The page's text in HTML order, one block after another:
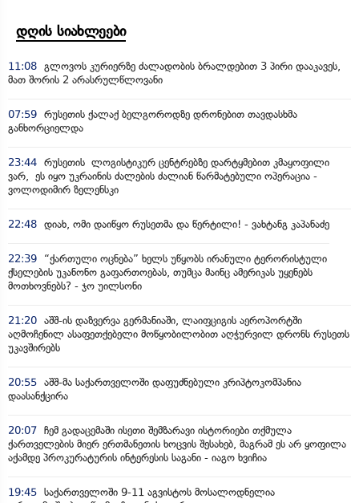
დღის სიახლეები
11:08 გლოვოს კურიერზე ძალადობის ბრალდებით 3 პირი დააკავეს,
მათ შორის 2 არასრულწლოვანი
07:59 რუსეთის ქალაქ ბელგოროდზე დრონებით თავდასხმა
განხორციელდა
23:44 რუსეთის ლოგისტიკურ ცენტრებზე დარტყმებით კმაყოფილი
ვარ, ეს იყო უკრაინის ძალების ძალიან წარმატებული ოპერაცია -
ვოლოდიმირ ზელენსკი
22:48 დიახ, ომი დაიწყო რუსეთმა და წერტილი! - ვახტანგ კაპანაძე
22:39
“ქართული ოცნება” ხელს უწყობს ირანული ტერორისტული
ქსელების უკანონო გაფართოებას, თუმცა მაინც ამერიკას უყენებს
მოთხოვნებს? - ჯო უილსონი
21:20 აშშ-ის დაზვერვა გერმანიაში, ლაიფციგის აეროპორტში
აღმოჩენილ ასაფეთქებელი მოწყობილობით აღჭურვილ დრონს რუსეთს
უკავშირებს
20:55 აშშ-მა საქართველოში დაფუძნებული კრიპტოკომპანია
დაასანქცირა
20:07 ჩემ გადაცემაში ისეთი შემზარავი ისტორიები თქმულა
ქართველების მიერ ერთმანეთის ხოცვის შესახებ, მაგრამ ეს არ ყოფილა
აქამდე პროკურატურის ინტერესის საგანი - იაგო ხვიჩია
19:45 საქართველოში 9-11 აგვისტოს მოსალოდნელია